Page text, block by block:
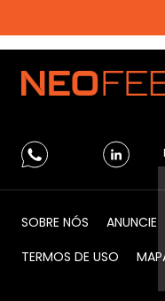
SOBRE NÓS ANUNCIE
TERMOS DE USO